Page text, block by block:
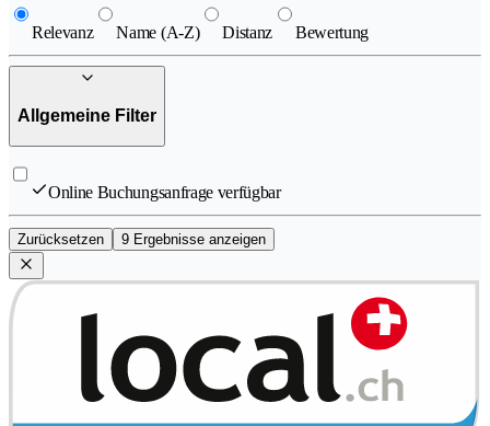
Relevanz Name (A-Z) Distanz Bewertung
Allgemeine Filter
Online Buchungsanfrage verfügbar
Zurücksetzen 9 Ergebnisse anzeigen